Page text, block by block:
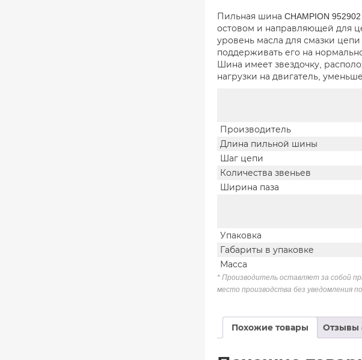
Пильная шина CHAMPION
остовом и направляющей для
уровень масла для смазки
поддерживать его на
Шина имеет звездочку,
нагрузки на двигатель,
Производитель
Длина пильной шины
Шаг цепи
Количества звеньев
Ширина паза
Упаковка
Габариты в упаковке
Масса
* Производитель оставляет за собой
место производства без уведомления
Похожие товары Отзывы